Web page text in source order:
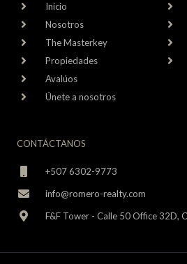
Inicio
Nosotros
The Masterkey
Propiedades
Avalúos
Únete a nosotros
CONTÁCTANOS
+507 6302-9773
info@romero-realty.com
F&F Tower - Calle 50 Office 32D,